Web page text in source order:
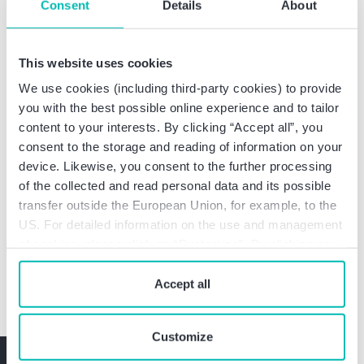
Consent Details About
This website uses cookies
We use cookies (including third-party cookies) to provide
you with the best possible online experience and to tailor
content to your interests. By clicking “Accept all”, you
consent to the storage and reading of information on your
device. Likewise, you consent to the further processing
of the collected and read personal data and its possible
transfer outside the European Union, for example, to the
US. For detailed information on the use and management
“Prohibit cookies” you reject the use of cookies that
require your consent. You give consent to cookies and
ourprivacy policywhen you use our website.
Accept all
Customize
Aufgabenwandel in der Internen Revision,
Weitere Informationen
Co-Head Capital Markets Group
Prüfung börsennotierter Unternehmen und
großer Familienunternehmen